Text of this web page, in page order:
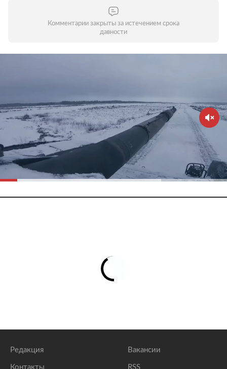
Комментарии закрыты за истечением срока
давности
Редакция
Контакты
Вакансии
RSS